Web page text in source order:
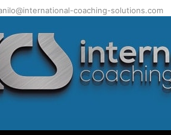
coaching-solutions.com